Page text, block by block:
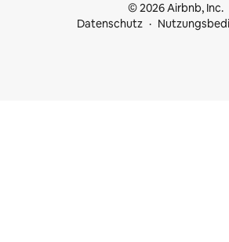
© 2026 Airbnb, Inc.
Datenschutz